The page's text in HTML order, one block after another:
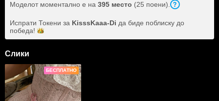
Моделот моментално е на 395 место (25 поени).
Испрати Токени за KisssKaaa-Di да биде поблиску до
победа!
Слики
БЕСПЛАТНО